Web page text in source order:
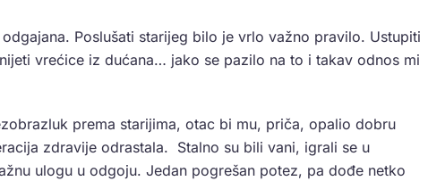
Poslušati starijeg bilo je vrlo važno pravilo. Ustupiti
vrećice iz dućana… jako se pazilo na to i takav odnos mi
prema starijima, otac bi mu, priča, opalio dobru
zdravije odrastala. Stalno su bili vani, igrali se u
ulogu u odgoju. Jedan pogrešan potez, pa dođe netko